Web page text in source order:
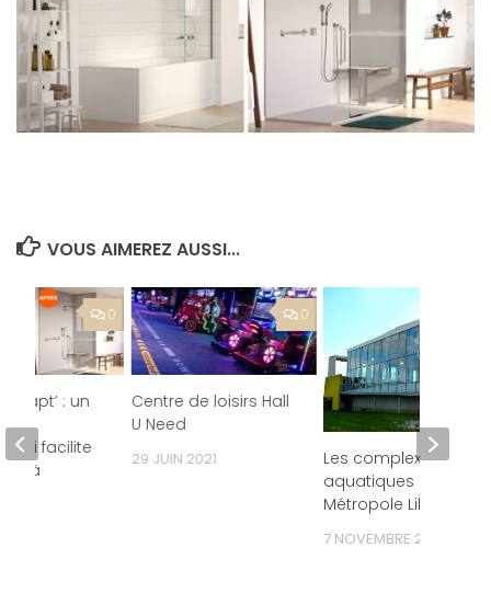
VOUS AIMEREZ AUSSI...
0
Centre de loisirs Hall
U Need
29 JUIN 2021
Les complexes
aquatiques de la
Métropole Lilloise
7 NOVEMBRE 2013
0
: un
un
qui facilite
à